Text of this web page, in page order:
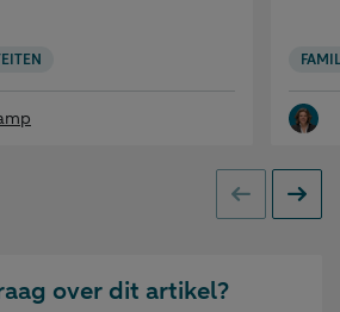
Vorige
over dit artikel?